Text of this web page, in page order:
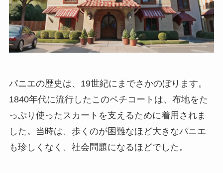
パニエの歴史 は、19世紀にまでさかのぼります。
1840年代に流行したこのペチコートは、布地をた
っぷり使ったスカートを支えるために着用されま
した。当時は、歩くのが困難なほど大きなパニエ
も珍しくなく、社会問題になるほどでした。